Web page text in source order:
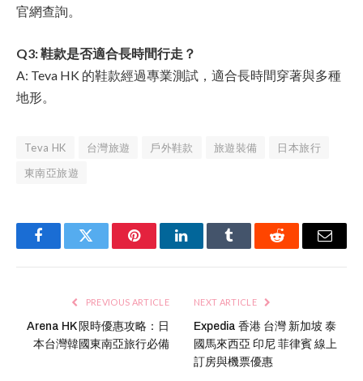
官網查詢。
Q3: 鞋款是否適合長時間行走？
A: Teva HK 的鞋款經過專業測試，適合長時間穿著與多種
地形。
Teva HK 台灣旅遊 戶外鞋款 旅遊裝備
日本旅行
東南亞旅遊
FacebookTwitter PinterestLinkedInTumblr Reddit Email
PREVIOUS ARTICLE
Arena HK 限時優惠攻略：日
本台灣韓國東南亞旅行必備
NEXT ARTICLE
Expedia 香港 台灣 新加坡 泰
國馬來西亞 印尼 菲律賓 線上
訂房與機票優惠